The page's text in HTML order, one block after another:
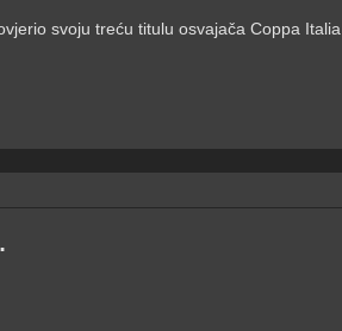
svoju treću titulu osvajača Coppa Italia